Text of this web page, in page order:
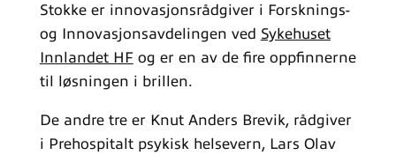
Stokke er innovasjonsrådgiver i Forsknings-
og Innovasjonsavdelingen ved Sykehuset
Innlandet HF og er en av de fire oppfinnerne
til løsningen i brillen.
De andre tre er Knut Anders Brevik, rådgiver
i Prehospitalt psykisk helsevern, Lars Olav